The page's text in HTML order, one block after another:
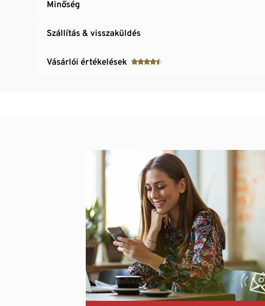
Minőség
Szállítás & visszaküldés
Vásárlói értékelések